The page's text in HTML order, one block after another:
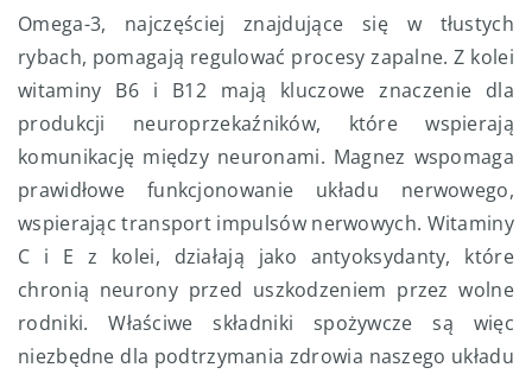
Omega-3, najczęściej znajdujące się w tłustych
rybach, pomagają regulować procesy zapalne. Z kolei
witaminy B6 i B12 mają kluczowe znaczenie dla
produkcji neuroprzekaźników, które wspierają
komunikację między neuronami. Magnez wspomaga
prawidłowe funkcjonowanie układu nerwowego,
wspierając transport impulsów nerwowych. Witaminy
C i E z kolei, działają jako antyoksydanty, które
chronią neurony przed uszkodzeniem przez wolne
rodniki. Właściwe składniki spożywcze są więc
niezbędne dla podtrzymania zdrowia naszego układu